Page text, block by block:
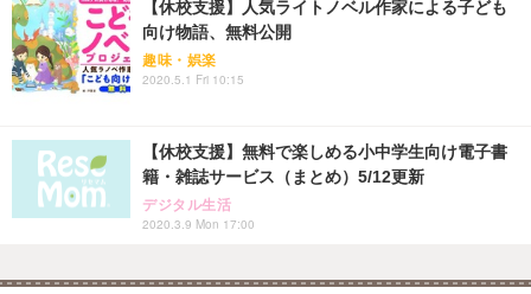
【休校支援】人気ライトノベル作家による子ども
向け物語、無料公開
趣味・娯楽
2020.5.1 Fri 10:15
【休校支援】無料で楽しめる小中学生向け電子書
籍・雑誌サービス（まとめ）5/12更新
デジタル生活
2020.3.9 Mon 17:00